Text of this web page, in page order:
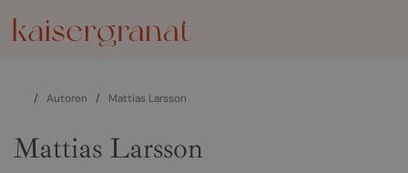
/ Autoren / Mattias Larsson
Mattias Larsson